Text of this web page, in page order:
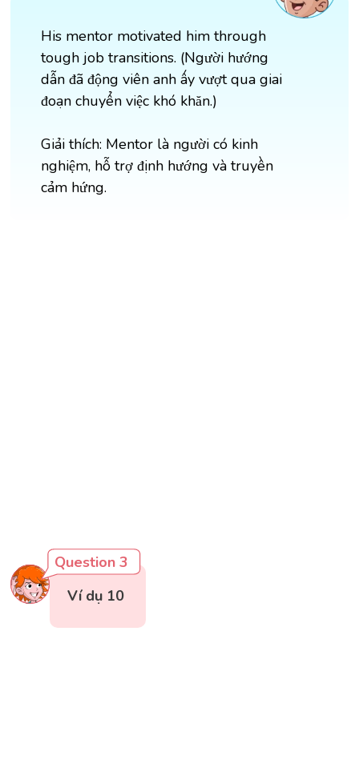
His mentor motivated him through
tough job transitions. (Người hướng
dẫn đã động viên anh ấy vượt qua giai
đoạn chuyển việc khó khăn.)
Giải thích: Mentor là người có kinh
nghiệm, hỗ trợ định hướng và truyền
cảm hứng.
Question 3
Ví dụ 10